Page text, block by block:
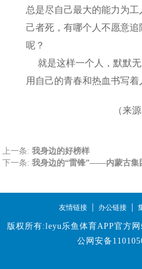
总是尽自己最大的能力为
己者死，有哪个人不愿意
呢？
就是这样一个人，默默无
用自己的青春和热血书写着
（来源：内蒙
上一条:我身边的好榜样
下一条:我身边的“雷锋”——内蒙古集
友情链接 | 办公链接 |
版权所有:leyu乐鱼体育APP官方
公网安备